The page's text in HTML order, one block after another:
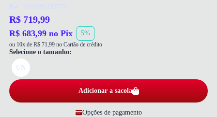
Ref: 7893592437773
R$ 719,99
R$ 683,99 no Pix 5%
ou 10x de R$ 71,99 no Cartão de crédito
Selecione o tamanho:
UN
Adicionar a sacola
Opções de pagamento